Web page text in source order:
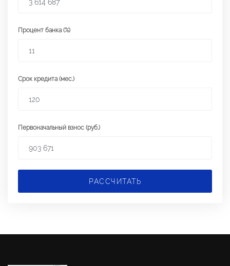
Процент банка (%)
Срок кредита (мес.)
Первоначальный взнос (руб.)
РАССЧИТАТЬ